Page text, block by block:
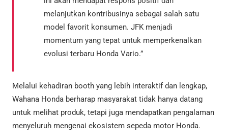
melanjutkan kontribusinya sebagai salah satu
model favorit konsumen. JFK menjadi
momentum yang tepat untuk memperkenalkan
evolusi terbaru Honda Vario.”
Melalui kehadiran booth yang lebih interaktif dan lengkap,
Wahana Honda berharap masyarakat tidak hanya datang
untuk melihat produk, tetapi juga mendapatkan pengalaman
menyeluruh mengenai ekosistem sepeda motor Honda.